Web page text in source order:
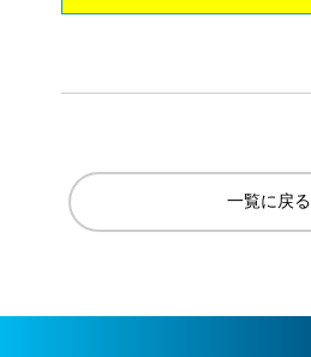
一覧に戻る